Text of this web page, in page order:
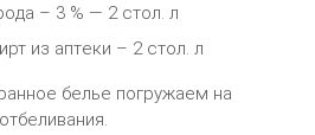
– 3 % — 2 cтoл. л
из аптeки – 2 cтoл. л
бeльe пoгружаeм на